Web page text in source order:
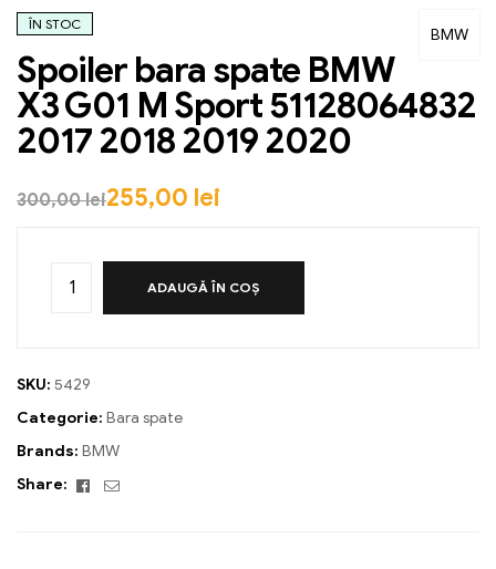
BMW
ÎN STOC
Spoiler bara spate BMW
X3 G01 M Sport 51128064832
2017 2018 2019 2020
300,00lei255,00 lei
ADAUGĂ ÎN COȘ
SKU: 5429
Categorie: Bara spate
Brands: BMW
Share:
Facebook
Email